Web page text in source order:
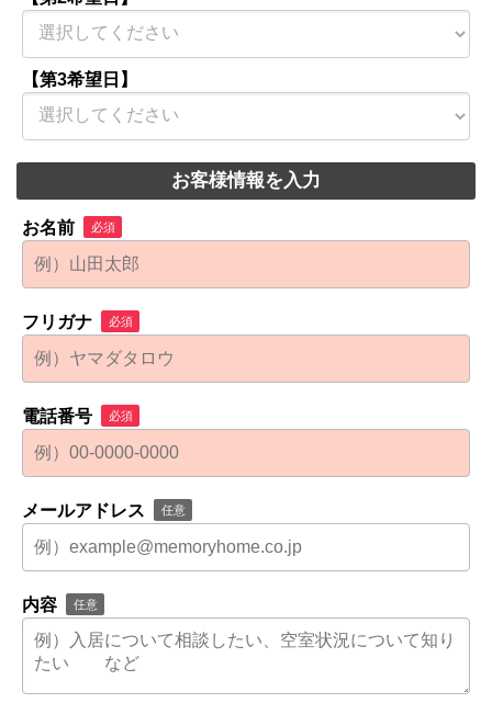
【第3希望日】
お客様情報を入力
お名前 必須
フリガナ 必須
電話番号 必須
メールアドレス 任意
内容 任意